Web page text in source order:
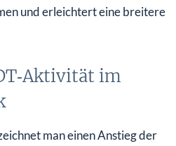
und erleichtert eine breitere
im
man einen Anstieg der